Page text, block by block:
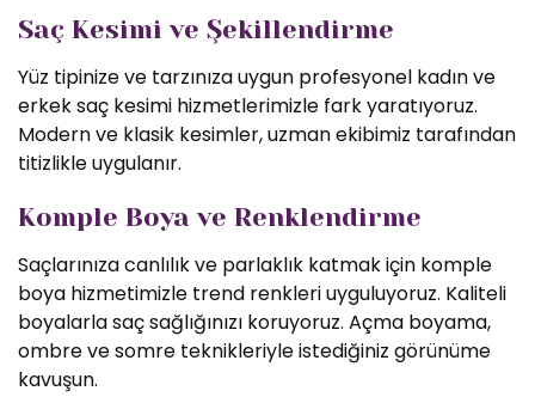
Saç Kesimi ve Şekillendirme
Yüz tipinize ve tarzınıza uygun profesyonel kadın ve
erkek saç kesimi hizmetlerimizle fark yaratıyoruz.
Modern ve klasik kesimler, uzman ekibimiz tarafından
titizlikle uygulanır.
Komple Boya ve Renklendirme
Saçlarınıza canlılık ve parlaklık katmak için komple
boya hizmetimizle trend renkleri uyguluyoruz. Kaliteli
boyalarla saç sağlığınızı koruyoruz. Açma boyama,
ombre ve somre teknikleriyle istediğiniz görünüme
kavuşun.